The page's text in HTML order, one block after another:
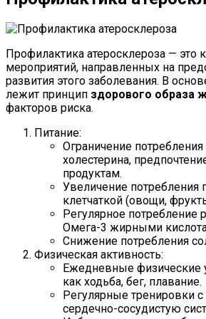
Профилактика атеросклероза — это
мероприятий, направленных на
развития этого заболевания. В
лежит принцип здорового образа
факторов риска.
Питание:
Ограничение
холестерина,
продуктам.
Увеличение потребления
клетчаткой (овощи,
Регулярное потребление
Омега-3 жирными
Снижение потребления
Физическая активность:
Ежедневные физические
как ходьба, бег, плавание.
Регулярные тренировки с
сердечно-сосудистую